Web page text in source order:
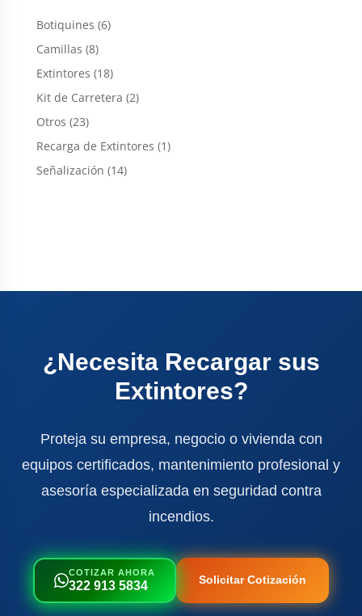
Botiquines 66
Camillas 88
productos
Extintores 1818
productos
Kit de Carretera 22
Otros 2323
productos
Recarga de Extintores 11
Señalización 1414
¿Necesita Recargar sus
Extintores?
Proteja su empresa, negocio o vivienda con
equipos certificados, mantenimiento profesional y
asesoría especializada en seguridad contra
incendios.
COTIZAR AHORA
322 913 5834 Solicitar Cotización